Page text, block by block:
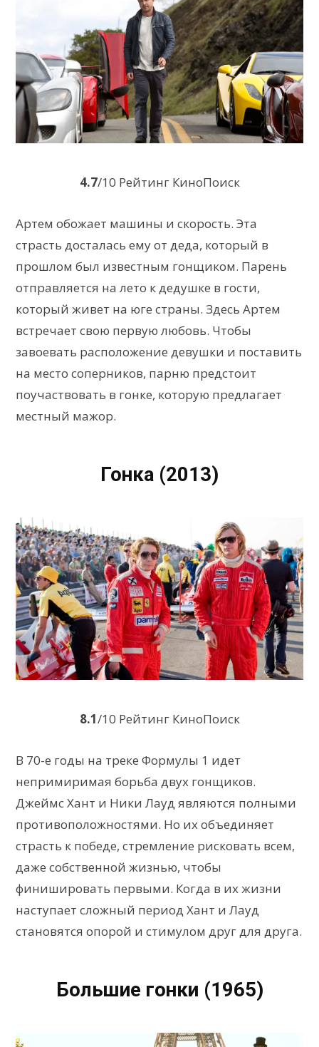
4.7/10 Рейтинг КиноПоиск
Артем обожает машины и скорость. Эта
страсть досталась ему от деда, который в
прошлом был известным гонщиком. Парень
отправляется на лето к дедушке в гости,
который живет на юге страны. Здесь Артем
встречает свою первую любовь. Чтобы
завоевать расположение девушки и поставить
на место соперников, парню предстоит
поучаствовать в гонке, которую предлагает
местный мажор.
Гонка (2013)
8.1/10 Рейтинг КиноПоиск
В 70-е годы на треке Формулы 1 идет
непримиримая борьба двух гонщиков.
Джеймс Хант и Ники Лауд являются полными
противоположностями. Но их объединяет
страсть к победе, стремление рисковать всем,
даже собственной жизнью, чтобы
финишировать первыми. Когда в их жизни
наступает сложный период Хант и Лауд
становятся опорой и стимулом друг для друга.
Большие гонки (1965)